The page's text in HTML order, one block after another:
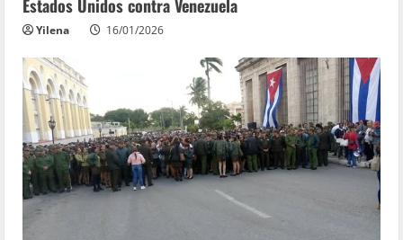
Estados Unidos contra Venezuela
Yilena 16/01/2026